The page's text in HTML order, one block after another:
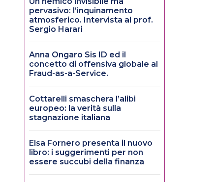
pervasivo: l’inquinamento
atmosferico. Intervista al prof.
Sergio Harari
Anna Ongaro Sis ID ed il
concetto di offensiva globale al
Fraud-as-a-Service.
Cottarelli smaschera l’alibi
europeo: la verità sulla
stagnazione italiana
Elsa Fornero presenta il nuovo
libro: i suggerimenti per non
essere succubi della finanza